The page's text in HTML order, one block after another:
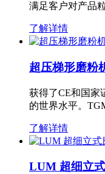
满足客户对产品
了解详情
超压梯形磨粉
获得了CE和国家
的世界水平。
了解详情
LUM 超细立